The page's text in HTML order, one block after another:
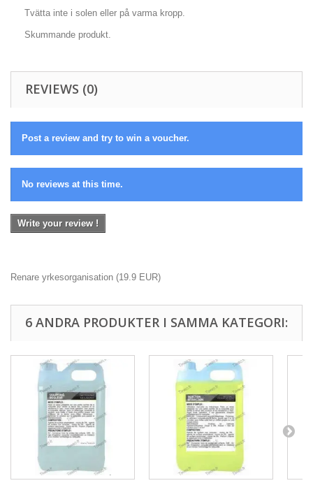
Tvätta inte i solen eller på varma kropp.
Skummande produkt.
REVIEWS (0)
Post a review and try to win a voucher.
No reviews at this time.
Write your review !
Renare yrkesorganisation (19.9 EUR)
6 ANDRA PRODUKTER I SAMMA KATEGORI: